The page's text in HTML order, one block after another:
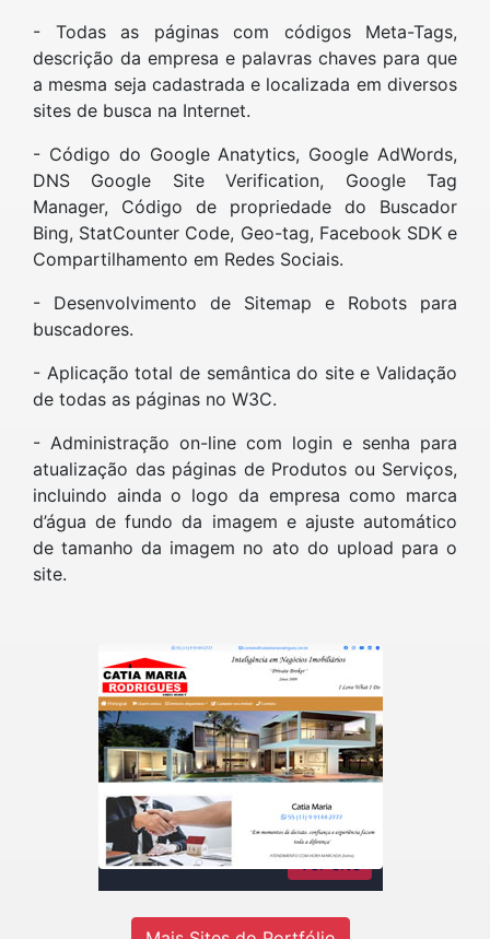
- Todas as páginas com códigos Meta-Tags,
descrição da empresa e palavras chaves para que
a mesma seja cadastrada e localizada em diversos
sites de busca na Internet.
- Código do Google Anatytics, Google AdWords,
DNS Google Site Verification, Google Tag
Manager, Código de propriedade do Buscador
Bing, StatCounter Code, Geo-tag, Facebook SDK e
Compartilhamento em Redes Sociais.
- Desenvolvimento de Sitemap e Robots para
buscadores.
- Aplicação total de semântica do site e Validação
de todas as páginas no W3C.
- Administração on-line com login e senha para
atualização das páginas de Produtos ou Serviços,
incluindo ainda o logo da empresa como marca
d’água de fundo da imagem e ajuste automático
de tamanho da imagem no ato do upload para o
site.
Catia Maria Rodrigues
Imóveis
Consultora de imóveis - Inteligência
em negócios imobiliários
Ver site